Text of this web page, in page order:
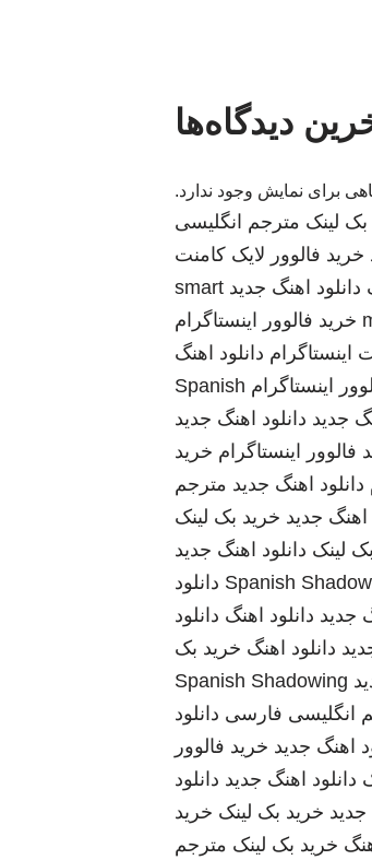
دیدگاه‌ها
برای نمایش وجود ندارد.
لینک مترجم انگلیسی
خرید فالوور لایک کامنت
دانلود اهنگ جدید smart
خرید فالوور اینستاگرام
اینستاگرام دانلود اهنگ
اینستاگرام Spanish
جدید دانلود اهنگ جدید
فالوور اینستاگرام خرید
دانلود اهنگ جدید مترجم
اهنگ جدید خرید بک لینک
لینک دانلود اهنگ جدید
Spanish دانلود
جدید دانلود اهنگ دانلود
دانلود اهنگ خرید بک
Spanish Shadowing
انگلیسی فارسی دانلود
اهنگ جدید خرید فالوور
دانلود اهنگ جدید دانلود
جدید خرید بک لینک خرید
خرید بک لینک مترجم